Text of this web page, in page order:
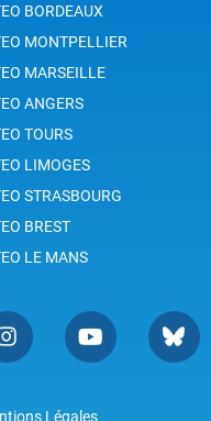
BORDEAUX
MONTPELLIER
MARSEILLE
ANGERS
TOURS
LIMOGES
STRASBOURG
BREST
LE MANS
Légales